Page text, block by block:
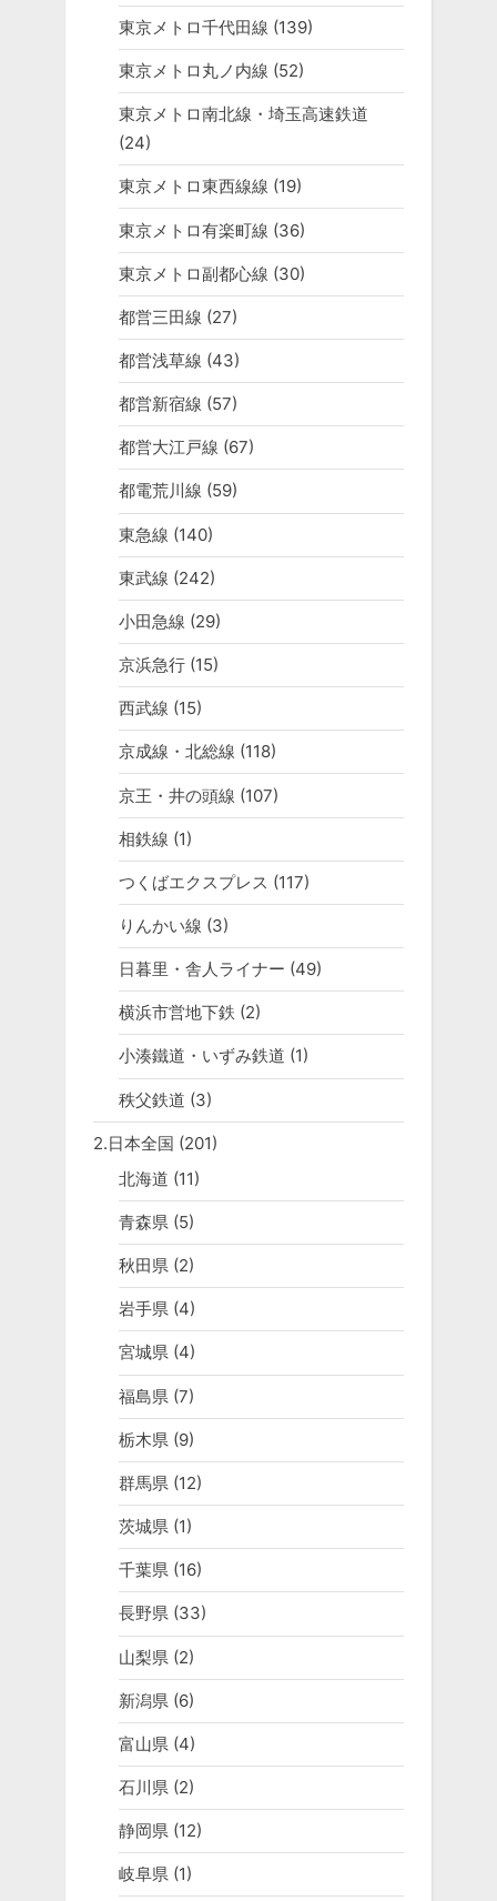
東京メトロ千代田線 (139)
東京メトロ丸ノ内線 (52)
東京メトロ南北線・埼玉高速鉄道
(24)
東京メトロ東西線線 (19)
東京メトロ有楽町線 (36)
東京メトロ副都心線 (30)
都営三田線 (27)
都営浅草線 (43)
都営新宿線 (57)
都営大江戸線 (67)
都電荒川線 (59)
東急線 (140)
東武線 (242)
小田急線 (29)
京浜急行(15)
西武線 (15)
京成線・北総線 (118)
京王・井の頭線 (107)
相鉄線 (1)
つくばエクスプレス (117)
りんかい線 (3)
日暮里・舎人ライナー (49)
横浜市営地下鉄 (2)
小湊鐵道・いずみ鉄道 (1)
秩父鉄道 (3)
2.日本全国 (201)
北海道 (11)
青森県(5)
秋田県(2)
岩手県(4)
宮城県(4)
福島県 (7)
栃木県 (9)
群馬県(12)
茨城県(1)
千葉県(16)
長野県(33)
山梨県 (2)
新潟県 (6)
富山県(4)
石川県(2)
静岡県(12)
岐阜県(1)